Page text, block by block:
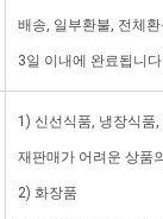
배송, 일부환불, 전체
3일 이내에 완료됩니
1) 신선식품, 냉장식품
재판매가 어려운 상품
2) 화장품